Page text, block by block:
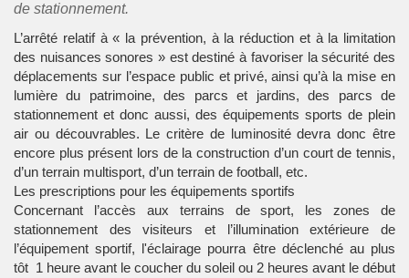
de stationnement.
L’arrêté relatif à « la prévention, à la réduction et à la limitation
des nuisances sonores » est destiné à favoriser la sécurité des
déplacements sur l’espace public et privé, ainsi qu’à la mise en
lumière du patrimoine, des parcs et jardins, des parcs de
stationnement et donc aussi, des équipements sports de plein
air ou découvrables. Le critère de luminosité devra donc être
encore plus présent lors de laconstruction d’un court de tennis,
d’un terrain multisport, d’un terrain de football, etc.
Les prescriptions pour les équipements sportifs
Concernant l’accès aux terrains de sport, les zones de
stationnement des visiteurs et l’illumination extérieure de
l’équipement sportif, l'éclairage pourra être déclenché au plus
tôt 1 heure avant le coucher du soleil ou 2 heures avant le début